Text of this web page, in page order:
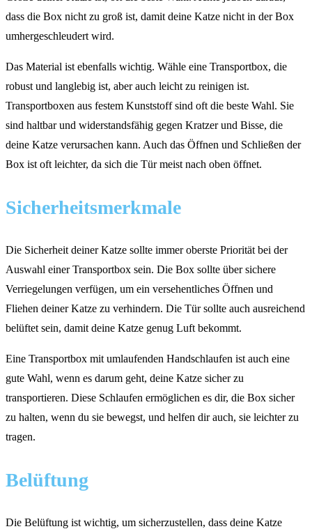
dass die Box nicht zu groß ist, damit deine Katze nicht in der Box
umhergeschleudert wird.
Das Material ist ebenfalls wichtig. Wähle eine Transportbox, die
robust und langlebig ist, aber auch leicht zu reinigen ist.
Transportboxen aus festem Kunststoff sind oft die beste Wahl. Sie
sind haltbar und widerstandsfähig gegen Kratzer und Bisse, die
deine Katze verursachen kann. Auch das Öffnen und Schließen der
Box ist oft leichter, da sich die Tür meist nach oben öffnet.
Sicherheitsmerkmale
Die Sicherheit deiner Katze sollte immer oberste Priorität bei der
Auswahl einer Transportbox sein. Die Box sollte über sichere
Verriegelungen verfügen, um ein versehentliches Öffnen und
Fliehen deiner Katze zu verhindern. Die Tür sollte auch ausreichend
belüftet sein, damit deine Katze genug Luft bekommt.
Eine Transportbox mit umlaufenden Handschlaufen ist auch eine
gute Wahl, wenn es darum geht, deine Katze sicher zu
transportieren. Diese Schlaufen ermöglichen es dir, die Box sicher
zu halten, wenn du sie bewegst, und helfen dir auch, sie leichter zu
tragen.
Belüftung
Die Belüftung ist wichtig, um sicherzustellen, dass deine Katze